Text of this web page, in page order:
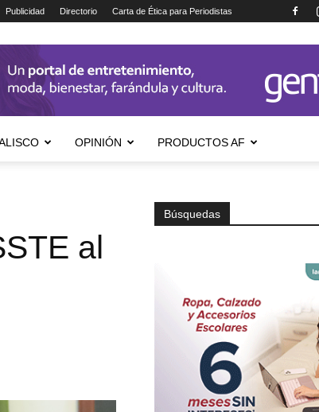
Publicidad Directorio Carta de Ética para Periodistas
OPINIÓN PRODUCTOS AF
al
Búsquedas